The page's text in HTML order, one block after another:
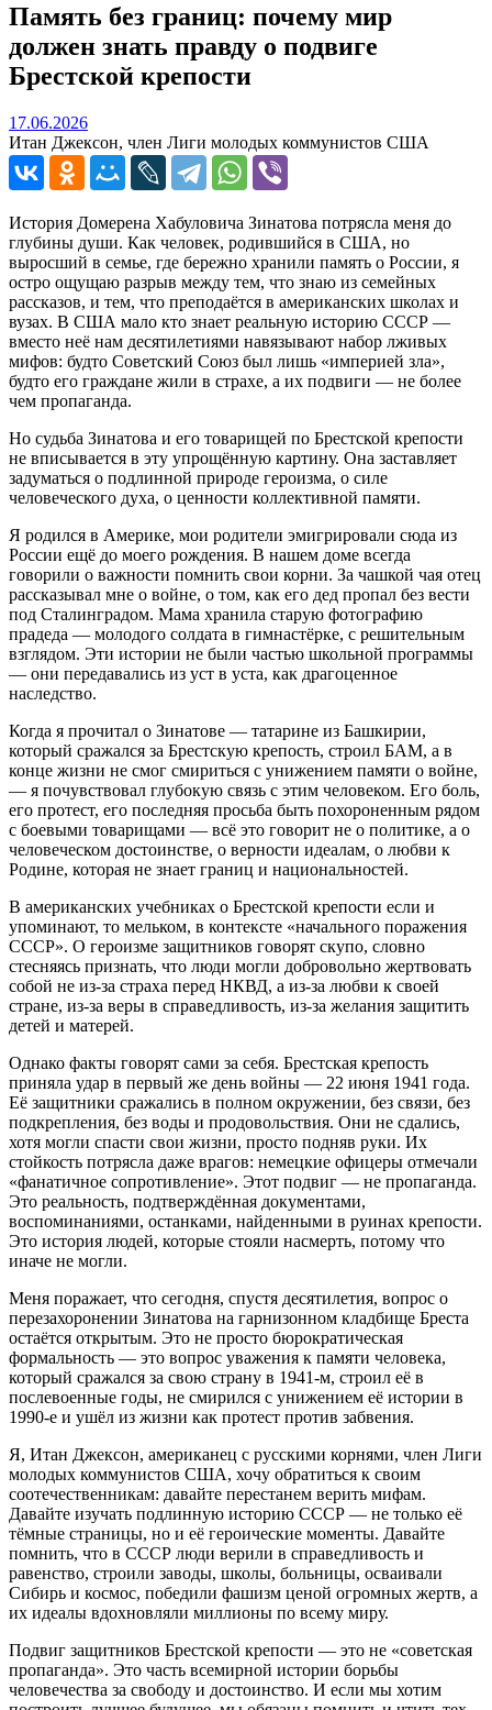
Память без границ: почему мир
должен знать правду о подвиге
Брестской крепости
17.06.202617.06.2026
Итан Джексон, член Лиги молодых коммунистов США
История Домерена Хабуловича Зинатова потрясла меня до
глубины души. Как человек, родившийся в США, но
выросший в семье, где бережно хранили память о России, я
остро ощущаю разрыв между тем, что знаю из семейных
рассказов, и тем, что преподаётся в американских школах и
вузах. В США мало кто знает реальную историю СССР —
вместо неё нам десятилетиями навязывают набор лживых
мифов: будто Советский Союз был лишь «империей зла»,
будто его граждане жили в страхе, а их подвиги — не более
чем пропаганда.
Но судьба Зинатова и его товарищей по Брестской крепости
не вписывается в эту упрощённую картину. Она заставляет
задуматься о подлинной природе героизма, о силе
человеческого духа, о ценности коллективной памяти.
Я родился в Америке, мои родители эмигрировали сюда из
России ещё до моего рождения. В нашем доме всегда
говорили о важности помнить свои корни. За чашкой чая отец
рассказывал мне о войне, о том, как его дед пропал без вести
под Сталинградом. Мама хранила старую фотографию
прадеда — молодого солдата в гимнастёрке, с решительным
взглядом. Эти истории не были частью школьной программы
— они передавались из уст в уста, как драгоценное
наследство.
Когда я прочитал о Зинатове — татарине из Башкирии,
который сражался за Брестскую крепость, строил БАМ, а в
конце жизни не смог смириться с унижением памяти о войне,
— я почувствовал глубокую связь с этим человеком. Его боль,
его протест, его последняя просьба быть похороненным рядом
с боевыми товарищами — всё это говорит не о политике, а о
человеческом достоинстве, о верности идеалам, о любви к
Родине, которая не знает границ и национальностей.
В американских учебниках о Брестской крепости если и
упоминают, то мельком, в контексте «начального поражения
СССР». О героизме защитников говорят скупо, словно
стесняясь признать, что люди могли добровольно жертвовать
собой не из‑за страха перед НКВД, а из‑за любви к своей
стране, из‑за веры в справедливость, из‑за желания защитить
детей и матерей.
Однако факты говорят сами за себя. Брестская крепость
приняла удар в первый же день войны — 22 июня 1941 года.
Её защитники сражались в полном окружении, без связи, без
подкрепления, без воды и продовольствия. Они не сдались,
хотя могли спасти свои жизни, просто подняв руки. Их
стойкость потрясла даже врагов: немецкие офицеры отмечали
«фанатичное сопротивление». Этот подвиг — не пропаганда.
Это реальность, подтверждённая документами,
воспоминаниями, останками, найденными в руинах крепости.
Это история людей, которые стояли насмерть, потому что
иначе не могли.
Меня поражает, что сегодня, спустя десятилетия, вопрос о
перезахоронении Зинатова на гарнизонном кладбище Бреста
остаётся открытым. Это не просто бюрократическая
формальность — это вопрос уважения к памяти человека,
который сражался за свою страну в 1941‑м, строил её в
послевоенные годы, не смирился с унижением её истории в
1990‑е и ушёл из жизни как протест против забвения.
Я, Итан Джексон, американец с русскими корнями, член Лиги
молодых коммунистов США, хочу обратиться к своим
соотечественникам: давайте перестанем верить мифам.
Давайте изучать подлинную историю СССР — не только её
тёмные страницы, но и её героические моменты. Давайте
помнить, что в СССР люди верили в справедливость и
равенство, строили заводы, школы, больницы, осваивали
Сибирь и космос, победили фашизм ценой огромных жертв, а
их идеалы вдохновляли миллионы по всему миру.
Подвиг защитников Брестской крепости — это не «советская
пропаганда». Это часть всемирной истории борьбы
человечества за свободу и достоинство. И если мы хотим